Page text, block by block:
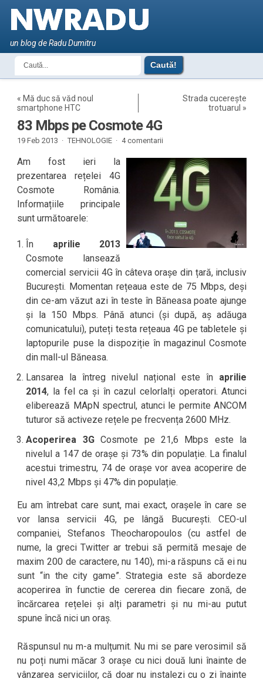
un blog de Radu Dumitru
« Mă duc să văd noul
smartphone HTC
Strada cucerește
trotuarul »
83 Mbps pe Cosmote 4G
19 Feb 2013 · TEHNOLOGIE · 4 comentarii
Am fost ieri la
prezentarea rețelei 4G
Cosmote România.
Informațiile principale
sunt următoarele:
În aprilie 2013
Cosmote lansează
comercial servicii 4G în câteva orașe din țară, inclusiv
București. Momentan rețeaua este de 75 Mbps, deși
din ce-am văzut azi în teste în Băneasa poate ajunge
și la 150 Mbps. Până atunci (și după, aș adăuga
comunicatului), puteți testa rețeaua 4G pe tabletele și
laptopurile puse la dispoziție în magazinul Cosmote
din mall-ul Băneasa.
Lansarea la întreg nivelul național este în aprilie
2014, la fel ca și în cazul celorlalți operatori. Atunci
eliberează MApN spectrul, atunci le permite ANCOM
tuturor să activeze rețele pe frecvența 2600 MHz.
Acoperirea 3GCosmote pe 21,6 Mbps este la
nivelul a 147 de orașe și 73% din populație. La finalul
acestui trimestru, 74 de orașe vor avea acoperire de
nivel 43,2 Mbps și 47% din populație.
Eu am întrebat care sunt, mai exact, orașele în care se
vor lansa servicii 4G, pe lângă București. CEO-ul
companiei, Stefanos Theocharopoulos (cu astfel de
nume, la greci Twitter ar trebui să permită mesaje de
maxim 200 de caractere, nu 140), mi-a răspuns că ei nu
sunt “in the city game”. Strategia este să abordeze
acoperirea în functie de cererea din fiecare zonă, de
încărcarea rețelei și alți parametri și nu mi-au putut
spune încă nici un oraș.
Răspunsul nu m-a mulțumit. Nu mi se pare verosimil să
nu poți numi măcar 3 orașe cu nici două luni înainte de
vânzarea serviciilor, că doar nu instalezi cu o zi înainte